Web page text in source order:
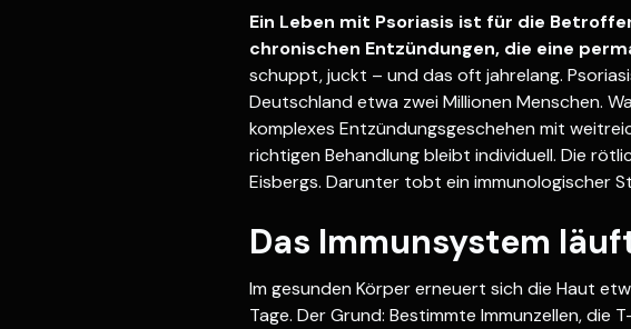
Ein Leben mit Psoriasis ist für die
chronischen Entzündungen, die eine
schuppt, juckt – und das oft jahrelang.
Deutschland etwa zwei Millionen Menschen.
komplexes Entzündungsgeschehen mit
richtigen Behandlung bleibt individuell. Die
Eisbergs. Darunter tobt ein immunologischer
Das Immunsystem
Im gesunden Körper erneuert sich die Haut
Tage. Der Grund: Bestimmte Immunzellen, die